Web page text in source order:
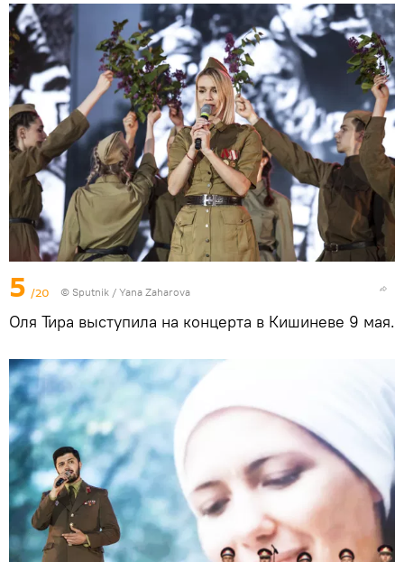
5 /20 © Sputnik / Yana Zaharova
Оля Тира выступила на концерта в Кишиневе 9 мая.